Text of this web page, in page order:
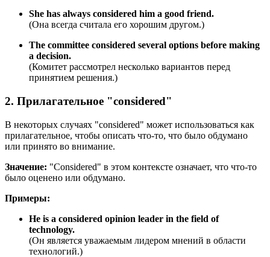
She has always considered him a good friend.
(Она всегда считала его хорошим другом.)
The committee considered several options before making
a decision.
(Комитет рассмотрел несколько вариантов перед
принятием решения.)
2. Прилагательное "considered"
В некоторых случаях "considered" может использоваться как
прилагательное, чтобы описать что-то, что было обдумано
или принято во внимание.
Значение: "Considered" в этом контексте означает, что что-то
было оценено или обдумано.
Примеры:
He is a considered opinion leader in the field of
technology.
(Он является уважаемым лидером мнений в области
технологий.)